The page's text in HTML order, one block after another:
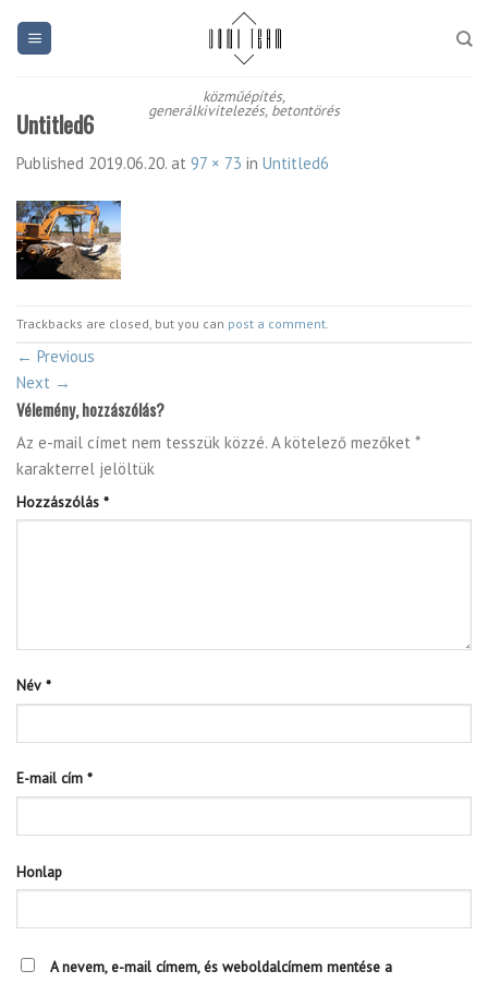
közműépítés,
generálkivitelezés, betontörés
Untitled6
Published 2019.06.20. at 97 × 73 in Untitled6
Trackbacks are closed, but you can post a comment
← Previous
Next →
Vélemény, hozzászólás?
Az e-mail címet nem tesszük közzé. A kötelező mezőket *
karakterrel jelöltük
Hozzászólás *
Név *
E-mail cím *
Honlap
A nevem, e-mail címem, és weboldalcímem mentése a